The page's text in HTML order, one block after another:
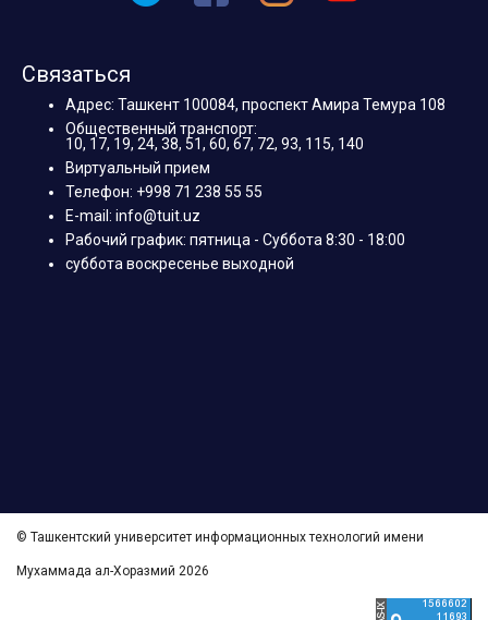
Связаться
Адрес: Ташкент 100084, проспект Амира Темура 108
Общественный транспорт:
10, 17, 19, 24, 38, 51, 60, 67, 72, 93, 115, 140
Виртуальный прием
Телефон: +998 71 238 55 55
E-mail: info@tuit.uz
Рабочий график: пятница - Суббота 8:30 - 18:00
суббота воскресенье выходной
© Ташкентский университет информационных технологий имени
Мухаммада ал-Хоразмий 2026